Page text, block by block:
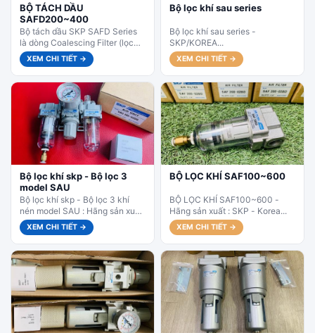
BỘ TÁCH DẦU
SAFD200~400
Bộ tách dầu SKP SAFD Series
là dòng Coalescing Filter (lọc
tinh tách dầu) cao cấp của SKP
Korea. Với...
XEM CHI TIẾT →
Bộ lọc khí sau series
Bộ lọc khí sau series -
SKP/KOREA...
XEM CHI TIẾT →
Bộ lọc khí skp - Bộ lọc 3
model SAU
Bộ lọc khí skp - Bộ lọc 3 khí
nén model SAU : Hãng sản xuất
: SKP - Korea...
XEM CHI TIẾT →
BỘ LỌC KHÍ SAF100~600
BỘ LỌC KHÍ SAF100~600 -
Hãng sản xuất : SKP - Korea...
XEM CHI TIẾT →